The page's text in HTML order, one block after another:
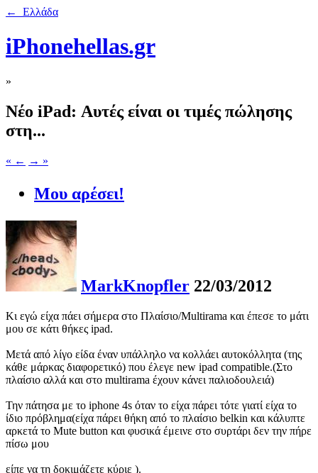
← Ελλάδα
iPhonehellas.gr
»
Νέο iPad: Αυτές είναι οι τιμές πώλησης
στη...
« ← → »
Μου αρέσει!
MarkKnopfler 22/03/2012
Κι εγώ είχα πάει σήμερα στο Πλαίσιο/Multirama και έπεσε το μάτι
μου σε κάτι θήκες ipad.
Μετά από λίγο είδα έναν υπάλληλο να κολλάει αυτοκόλλητα (της
κάθε μάρκας διαφορετικό) που έλεγε new ipad compatible.(Στο
πλαίσιο αλλά και στο multirama έχουν κάνει παλιοδουλειά)
Την πάτησα με το iphone 4s όταν το είχα πάρει τότε γιατί είχα το
ίδιο πρόβλημα(είχα πάρει θήκη από το πλαίσιο belkin και κάλυπτε
αρκετά το Mute button και φυσικά έμεινε στο συρτάρι δεν την πήρε
πίσω μου
είπε να τη δοκιμάζετε κύριε ).